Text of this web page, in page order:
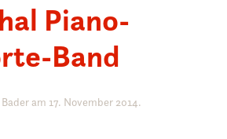
Piano-
Band
am 17. November 2014.